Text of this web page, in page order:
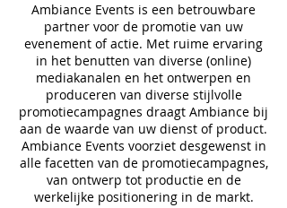
Ambiance Events is een betrouwbare
partner voor de promotie van uw
evenement of actie. Met ruime ervaring
in het benutten van diverse (online)
mediakanalen en het ontwerpen en
produceren van diverse stijlvolle
promotiecampagnes draagt Ambiance bij
aan de waarde van uw dienst of product.
Ambiance Events voorziet desgewenst in
alle facetten van de promotiecampagnes,
van ontwerp tot productie en de
werkelijke positionering in de markt.